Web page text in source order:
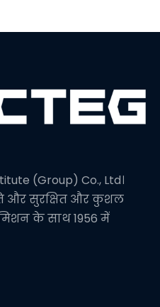
(Group) Co., Ltd।
और सुरक्षित और कुशल
के साथ 1956 में